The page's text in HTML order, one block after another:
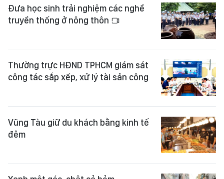
Đưa học sinh trải nghiệm các nghề
truyền thống ở nông thôn
Thường trực HĐND TPHCM giám sát
công tác sắp xếp, xử lý tài sản công
Vũng Tàu giữ du khách bằng kinh tế
đêm